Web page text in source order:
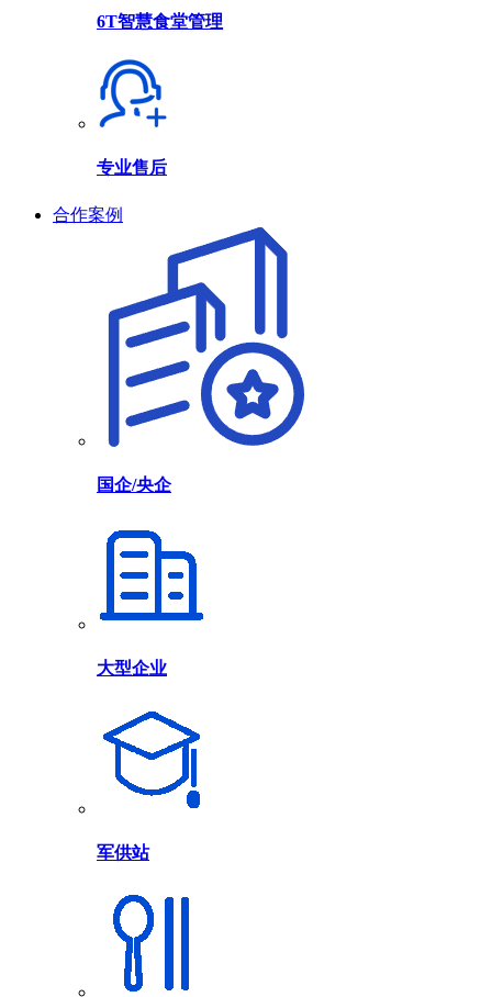
6T智慧食堂管理
专业售后
合作案例
国企/央企
大型企业
军供站